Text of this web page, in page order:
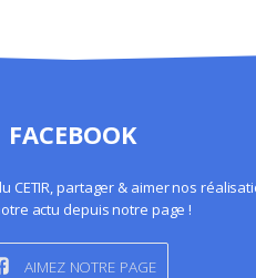
FACEBOOK
CETIR, partager & aimer nos
actu depuis notre page !
AIMEZ NOTRE PAGE